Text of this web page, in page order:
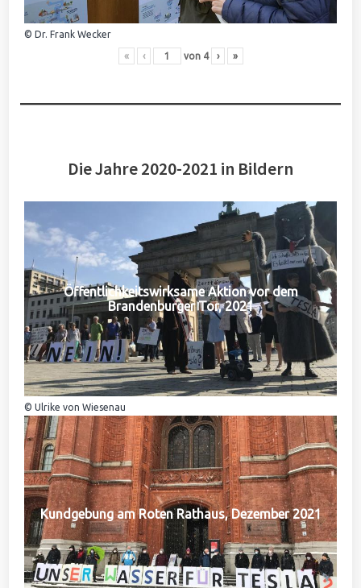
© Dr. Frank Wecker
« ‹ von 4 › »
Die Jahre 2020-2021 in Bildern
Öffentlichkeitswirksame Aktion vor dem
Brandenburger Tor, 2021
© Ulrike von Wiesenau
Kundgebung am Roten Rathaus, Dezember 2021